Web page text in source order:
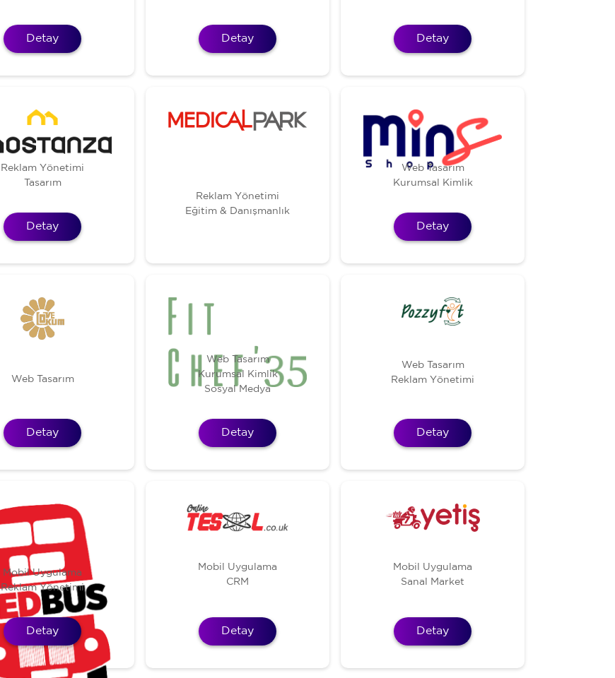
Detay Detay Detay
Reklam Yönetimi
Tasarım
Detay
Reklam Yönetimi
Eğitim & Danışmanlık
Web Tasarım
Kurumsal Kimlik
Detay
Web Tasarım
Detay
Web Tasarım
Kurumsal Kimlik
Sosyal Medya
Detay
Web Tasarım
Reklam Yönetimi
Detay
Mobil Uygulama
Reklam Yönetimi
Detay
Mobil Uygulama
CRM
Detay
Mobil Uygulama
Sanal Market
Detay